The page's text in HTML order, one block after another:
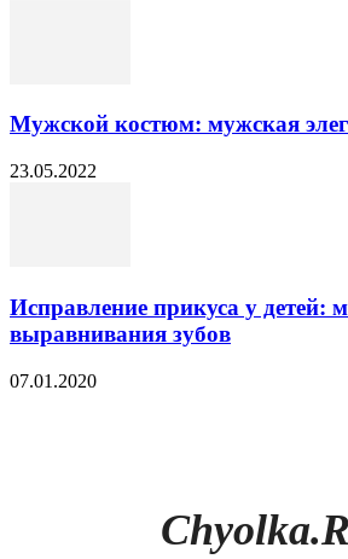
Мужской костюм: мужская
23.05.2022
Исправление прикуса у детей:
выравнивания зубов
07.01.2020